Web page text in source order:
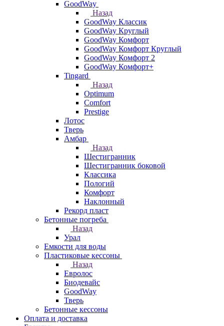
GoodWay
Назад
GoodWay Классик
GoodWay Круглый
GoodWay Комфорт
GoodWay Комфорт Круглый
GoodWay Комфорт 2
GoodWay Комфорт+
Tingard
Назад
Optimum
Comfort
Prestige
Лотос
Тверь
Амбар
Назад
Шестигранник
Шестигранник боковой
Классика
Пологий
Комфорт
Наклонный
Рекорд пласт
Бетонные погреба
Назад
Урал
Емкости для воды
Пластиковые кессоны
Назад
Евролос
Биодевайс
GoodWay
Тверь
Бетонные кессоны
Оплата и доставка